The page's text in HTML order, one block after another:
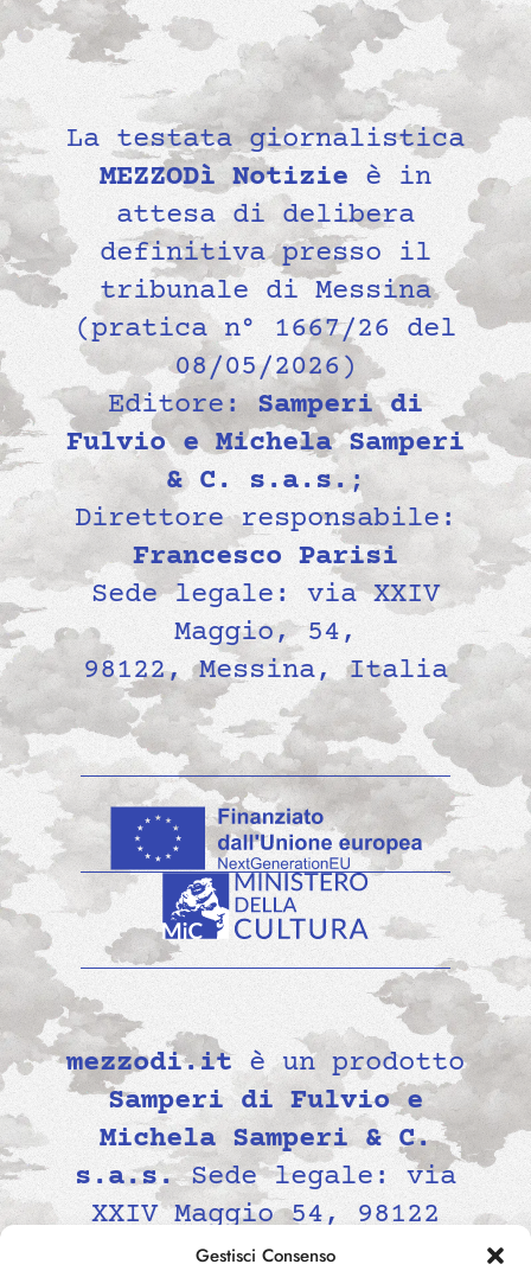
Gestisci Consenso
La testata giornalistica
MEZZODì Notizie è in
attesa di delibera
definitiva presso il
tribunale di Messina
(pratica n° 1667/26 del
08/05/2026)
Editore:Samperi di
Fulvio e Michela Samperi
& C. s.a.s.;
Direttore responsabile:
Francesco Parisi
Sede legale: via XXIV
Maggio, 54,
98122, Messina, Italia
mezzodi.itè un prodotto
Samperi di Fulvio e
Michela Samperi & C.
s.a.s.Sede legale: via
XXIV Maggio 54, 98122
Messina, Italia P.IVA